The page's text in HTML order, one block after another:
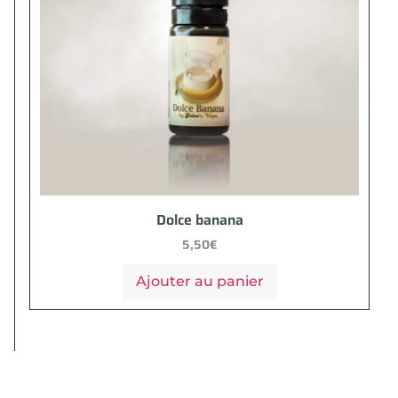
Dolce banana
5,50€
Ajouter au panier